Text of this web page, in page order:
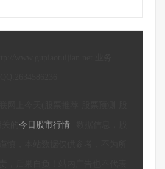
今日股市行情